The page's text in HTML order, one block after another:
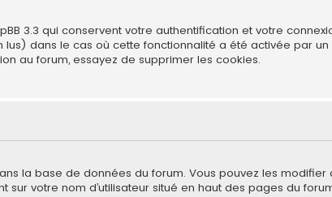
3.3 qui conservent votre authentification et votre
dans le cas où cette fonctionnalité a été activée par
au forum, essayez de supprimer les cookies.
la base de données du forum. Vous pouvez les
sur votre nom d’utilisateur situé en haut des pages du